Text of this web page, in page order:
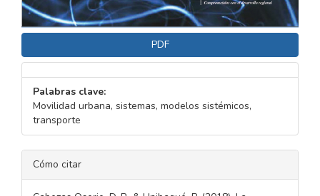
PDF
Palabras clave:
Movilidad urbana, sistemas, modelos sistémicos,
transporte
DETALLES
DEL
ARTÍCULO
Cómo citar